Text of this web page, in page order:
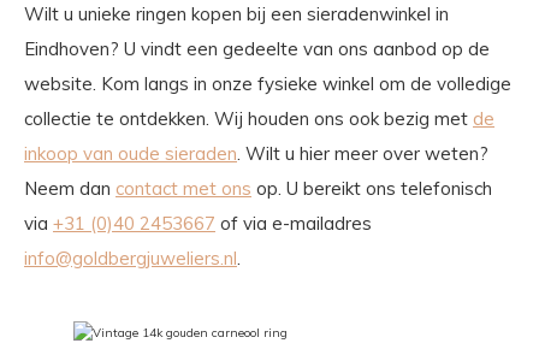
Wilt u unieke ringen kopen bij een sieradenwinkel in
Eindhoven? U vindt een gedeelte van ons aanbod op de
website. Kom langs in onze fysieke winkel om de volledige
collectie te ontdekken. Wij houden ons ook bezig met de
inkoop van oude sieraden . Wilt u hier meer over weten?
Neem dan contact met ons op. U bereikt ons telefonisch
via +31 (0)40 2453667 of via e-mailadres
info@goldbergjuweliers.nl